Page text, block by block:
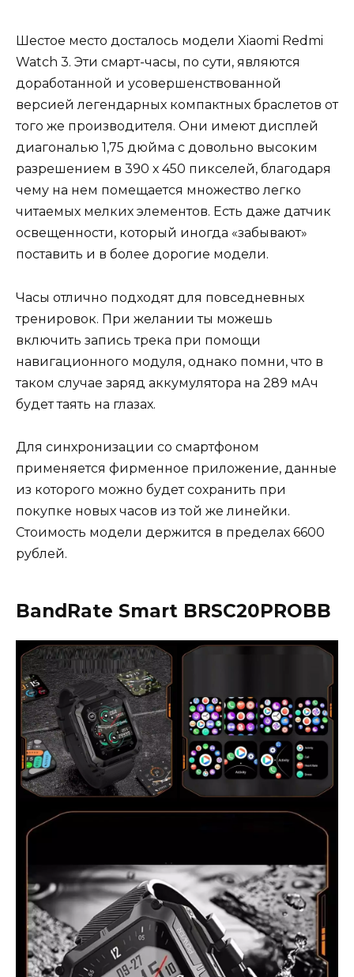
Шестое место досталось модели Xiaomi Redmi
Watch 3. Эти смарт-часы, по сути, являются
доработанной и усовершенствованной
версией легендарных компактных браслетов от
того же производителя. Они имеют дисплей
диагональю 1,75 дюйма с довольно высоким
разрешением в 390 х 450 пикселей, благодаря
чему на нем помещается множество легко
читаемых мелких элементов. Есть даже датчик
освещенности, который иногда «забывают»
поставить и в более дорогие модели.
Часы отлично подходят для повседневных
тренировок. При желании ты можешь
включить запись трека при помощи
навигационного модуля, однако помни, что в
таком случае заряд аккумулятора на 289 мАч
будет таять на глазах.
Для синхронизации со смартфоном
применяется фирменное приложение, данные
из которого можно будет сохранить при
покупке новых часов из той же линейки.
Стоимость модели держится в пределах 6600
рублей.
BandRate Smart BRSC20PROBB